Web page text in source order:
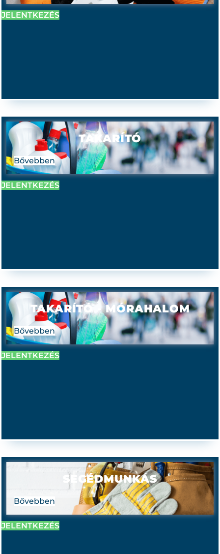
JELENTKEZÉS
TAKARÍTÓ
Bővebben
JELENTKEZÉS
TAKARÍTÓ - MÓRAHALOM
Bővebben
JELENTKEZÉS
SEGÉDMUNKÁS
Bővebben
JELENTKEZÉS